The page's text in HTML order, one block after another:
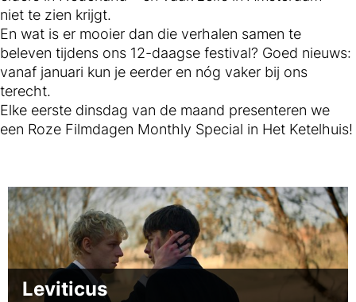
niet te zien krijgt.
En wat is er mooier dan die verhalen samen te
beleven tijdens ons 12-daagse festival? Goed nieuws:
vanaf januari kun je eerder en nóg vaker bij ons
terecht.
Elke eerste dinsdag van de maand presenteren we
een Roze Filmdagen Monthly Special in Het Ketelhuis!
Leviticus